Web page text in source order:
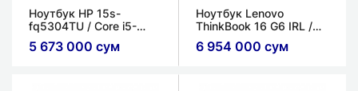
Ноутбук HP 15s-
fq5304TU / Core i5-
1235U / 16ГБ / 512ГБ /
Intel Iris Xe / 15.6'' FHD,
5 673 000 сум
Ноутбук Lenovo
ThinkBook 16 G6 IRL /
Core i5-13420H / 8ГБ /
512ГБ / Intel Iris Xe
6 954 000 сум